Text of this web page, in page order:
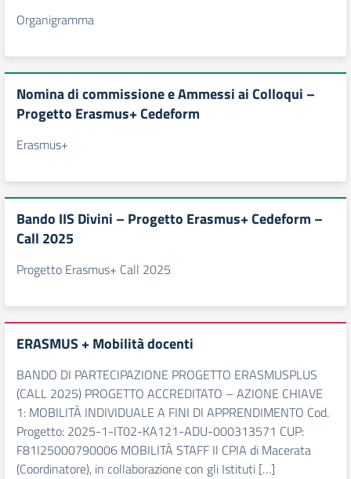
Organigramma
Nomina di commissione e Ammessi ai Colloqui –
Progetto Erasmus+ Cedeform
Erasmus+
Bando IIS Divini – Progetto Erasmus+ Cedeform –
Call 2025
Progetto Erasmus+ Call 2025
ERASMUS + Mobilità docenti
BANDO DI PARTECIPAZIONE PROGETTO ERASMUSPLUS
(CALL 2025) PROGETTO ACCREDITATO – AZIONE CHIAVE
1: MOBILITÀ INDIVIDUALE A FINI DI APPRENDIMENTO Cod.
Progetto: 2025-1-IT02-KA121-ADU-000313571 CUP:
F81I25000790006 MOBILITÀ STAFF Il CPIA di Macerata
(Coordinatore), in collaborazione con gli Istituti […]